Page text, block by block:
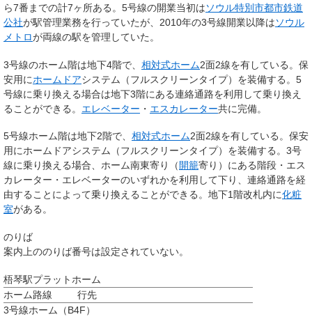
ら7番までの計7ヶ所ある。5号線の開業当初はソウル特別市都市鉄道
公社が駅管理業務を行っていたが、2010年の3号線開業以降はソウル
メトロが両線の駅を管理していた。
3号線のホーム階は地下4階で、 相対式ホーム2面2線を有している。保
安用にホームドアシステム（フルスクリーンタイプ）を装備する。5
号線に乗り換える場合は地下3階にある連絡通路を利用して乗り換え
ることができる。 エレベーター ・ エスカレーター共に完備。
5号線ホーム階は地下2階で、 相対式ホーム2面2線を有している。保安
用にホームドアシステム（フルスクリーンタイプ）を装備する。3号
線に乗り換える場合、ホーム南東寄り（開籠寄り）にある階段・エス
カレーター・エレベーターのいずれかを利用して下り、連絡通路を経
由することによって乗り換えることができる。地下1階改札内に化粧
室がある。
のりば
案内上ののりば番号は設定されていない。
梧琴駅プラットホーム
ホーム路線
行先
3号線ホーム（B4F）